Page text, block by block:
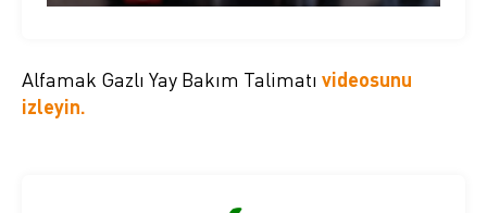
Alfamak Gazlı Yay Bakım Talimatı videosunu
izleyin.